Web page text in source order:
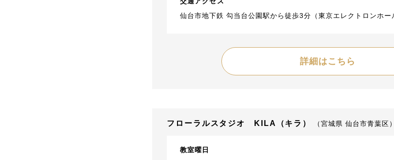
仙台市地下鉄 勾当台公園駅から徒歩3分（東京エレクトロンホー
詳細はこちら
フローラルスタジオ KILA（キラ） （宮城県 仙台市青葉区）
教室曜日